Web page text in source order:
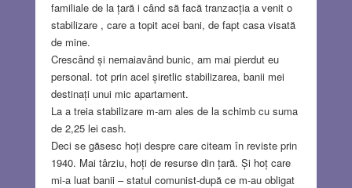
familiale de la țară i când să facă tranzacția a venit o
stabilizare , care a topit acei bani, de fapt casa visată
de mine.
Crescând și nemaiavând bunic, am mai pierdut eu
personal. tot prin acel șiretlic stabilizarea, banii mei
destinați unui mic apartament.
La a treia stabilizare m-am ales de la schimb cu suma
de 2,25 lei cash.
Deci se găsesc hoți despre care citeam în reviste prin
1940. Mai târziu, hoți de resurse din țară. Și hoț care
mi-a luat banii – statul comunist-după ce m-au obligat